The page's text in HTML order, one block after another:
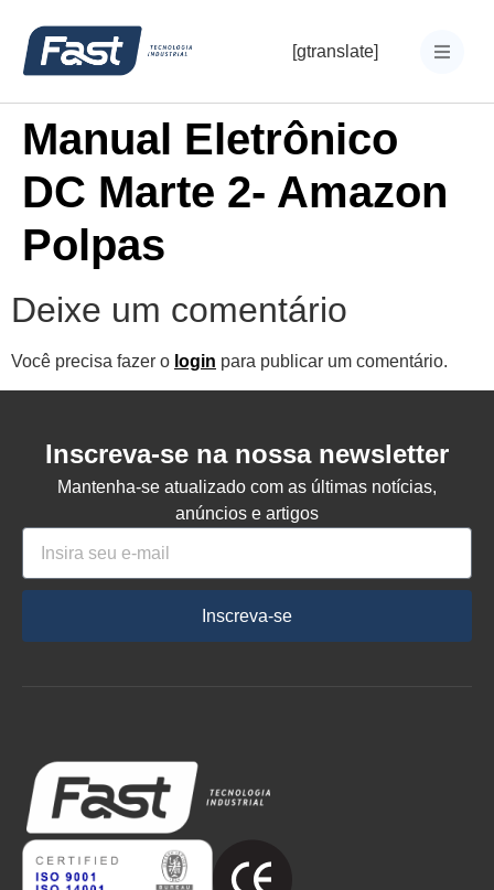
[gtranslate]
Manual Eletrônico
DC Marte 2- Amazon
Polpas
Deixe um comentário
Você precisa fazer o login para publicar um comentário.
Inscreva-se na nossa newsletter
Mantenha-se atualizado com as últimas notícias,
anúncios e artigos
Inscreva-se